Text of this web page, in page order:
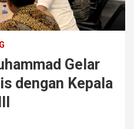
Gelar
dengan Kepala